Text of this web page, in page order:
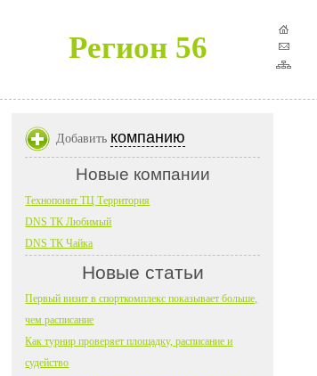
Регион 56
Добавить компанию
Новые компании
Технопоинт ТЦ Территория
DNS ТК Любимый
DNS ТК Чайка
Новые статьи
Первый визит в спорткомплекс показывает больше,
чем расписание
Как турнир проверяет площадку, расписание и
судейство